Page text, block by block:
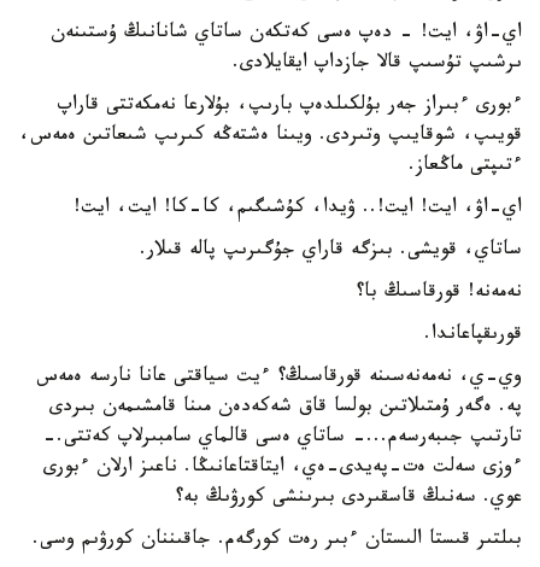
اي-اۋ، ايت! - دەپ ەسى كەتكەن ساتاي شانانىڭ ۇستىنەن
ىرشىپ تۇسىپ قالا جازداپ ايقايلادى.
ءبورى ءبىراز جەر بۇلكىلدەپ بارىپ، بۇلارعا نەمكەتتى قاراپ
قويىپ، شوقايىپ وتىردى. ويىنا ەشتەڭە كىرىپ شىعاتىن ەمەس،
ءتىپتى ماڭعاز.
اي-اۋ، ايت! ايت!.. ۋيدا، كۇشىگىم، كا-كا! ايت، ايت!
ساتاي، قويشى. بىزگە قاراي جۇگىرىپ پالە قىلار.
نەمەنە! قورقاسىڭ با؟
قورىقپاعاندا.
وي-ي، نەمەنەسىنە قورقاسىڭ؟ ءيت سياقتى عانا نارسە ەمەس
پە. ەگەر ۇمتىلاتىن بولسا قاق شەكەدەن مىنا قامشىمەن بىردى
تارتىپ جىبەرسەم...- ساتاي ەسى قالماي سامبىرلاپ كەتتى.-
ءوزى سەلت ەت-پەيدى-ەي، ايتاقتاعانىڭا. ناعىز ارلان ءبورى
عوي. سەنىڭ قاسقىردى بىرىنشى كورۋىڭ بە؟
بىلتىر قىستا الىستان ءبىر رەت كورگەم. جاقىننان كورۋىم وسى.